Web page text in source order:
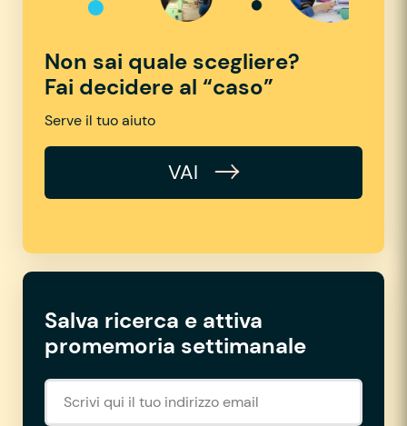
Non sai quale scegliere?
Fai decidere al “caso”
Serve il tuo aiuto
VAI
Salva ricerca e attiva
promemoria settimanale